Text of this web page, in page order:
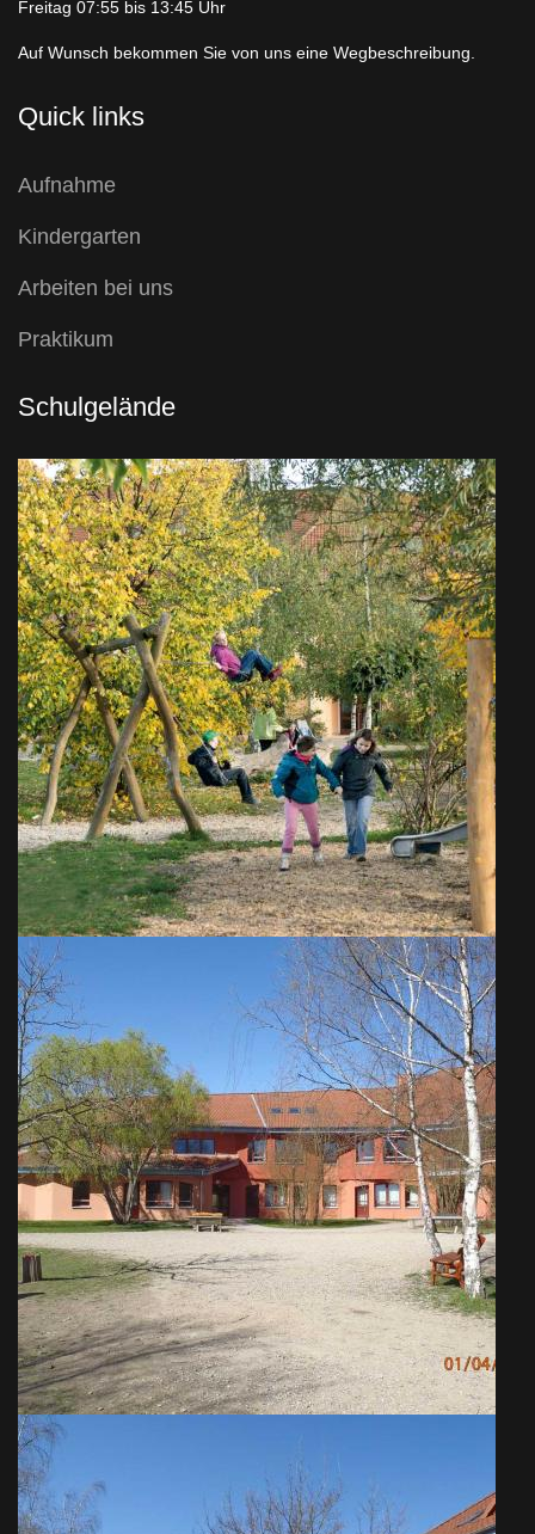
Freitag 07:55 bis 13:45 Uhr
Auf Wunsch bekommen Sie von uns eine Wegbeschreibung.
Quick links
Aufnahme
Kindergarten
Arbeiten bei uns
Praktikum
Schulgelände